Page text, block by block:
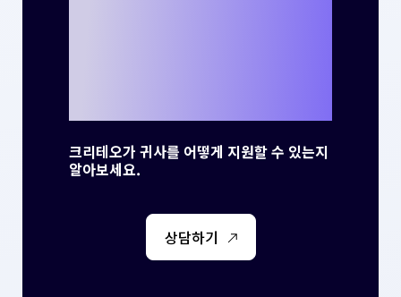
크리테오가 귀사를 어떻게 지원할 수 있는지
알아보세요.
상담하기